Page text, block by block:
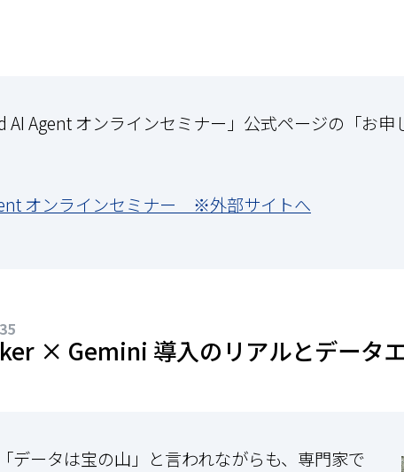
AI Agent オンラインセミナー」公式ページの「お
オンラインセミナー ※外部サイトへ
× Gemini 導入のリアルとデータ
データは宝の山」と言われながらも、専門家で